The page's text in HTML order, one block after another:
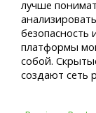
лучше
безопасность
платформы
собой.
создают сеть